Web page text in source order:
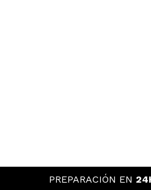
PREPARACIÓN EN